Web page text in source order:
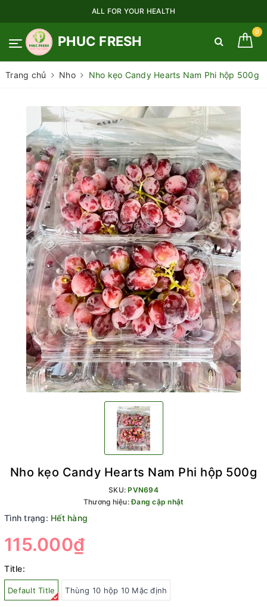
ALL FOR YOUR HEALTH
PHUC FRESH
0
Trang chủ Nho Nho kẹo Candy Hearts Nam Phi hộp 500g
Nho kẹo Candy Hearts Nam Phi hộp 500g
SKU:PVN694
Thương hiệu:Đang cập nhật
Tình trạng: Hết hàng
115.000₫
Title:
Default Title Thùng 10 hộp 10 Mặc định